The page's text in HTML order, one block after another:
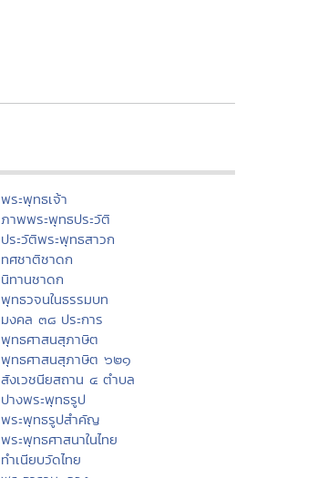
พระพุทธเจ้า
ภาพพระพุทธประวัติ
ประวัติพระพุทธสาวก
ทศชาติชาดก
นิทานชาดก
พุทธวจนในธรรมบท
มงคล ๓๘ ประการ
พุทธศาสนสุภาษิต
พุทธศาสนสุภาษิต ๖๒๑
สังเวชนียสถาน ๔ ตำบล
ปางพระพุทธรูป
พระพุทธรูปสำคัญ
พระพุทธศาสนาในไทย
ทำเนียบวัดไทย